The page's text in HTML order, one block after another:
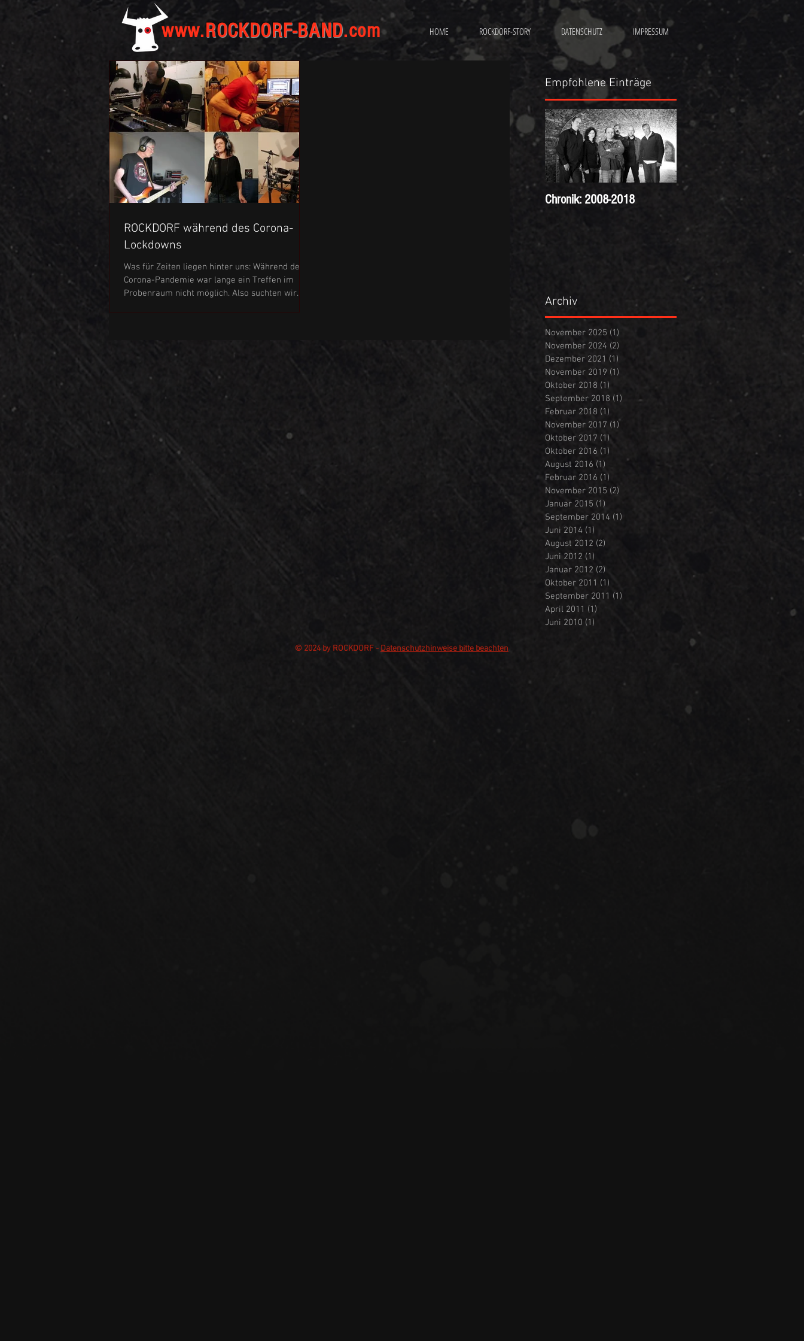
www.ROCKDORF-BAND.com HOME ROCKDORF-STORY DATENSCHUTZ IMPRESSUM
ROCKDORF während des Corona-
Lockdowns
Was für Zeiten liegen hinter uns: Während der
Corona-Pandemie war lange ein Treffen im
Probenraum nicht möglich. Also suchten wir
Empfohlene Einträge
Chronik: 2008-2018
Archiv
November 2025 (1)
November 2024 (2)
Dezember 2021 (1)
November 2019 (1)
Oktober 2018 (1)
September 2018 (1) 1 Beitrag
Februar 2018 (1)
November 2017 (1)
Oktober 2017 (1)1 Beitrag
Oktober 2016 (1)
August 2016 (1)
Februar 2016 (1)
November 2015 (2)
Januar 2015 (1)
September 2014 (1)
Juni 2014 (1)
August 2012 (2)
Juni 2012 (1)
Januar 2012 (2)
Oktober 2011 (1)
September 2011 (1)
April 2011 (1)
Juni 2010 (1)
© 2024 by ROCKDORF - Datenschutzhinweise bitte beachten